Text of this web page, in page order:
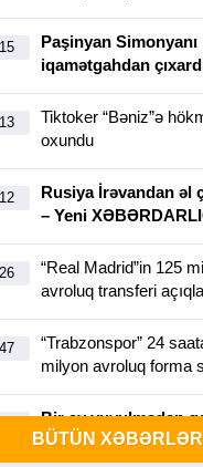
Paşinyan Simonyanı
iqamətgahdan
Tiktoker “Bəniz”ə
oxundu
Rusiya İrəvandan əl
– Yeni
“Real Madrid”in 125
avroluq transferi
“Trabzonspor” 24
milyon avroluq forma
Bir ay yuyulmadan
bilən futbolka
BÜTÜN XƏBƏRLƏR